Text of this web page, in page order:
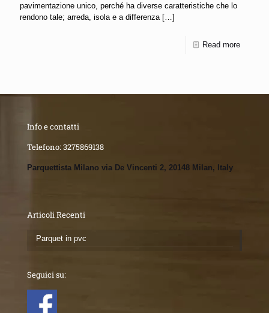
pavimentazione unico, perché ha diverse caratteristiche che lo
rendono tale; arreda, isola e a differenza[…]
Read more
Info e contatti
Telefono:3275869138
Parquettista Milano via De Vincenti 2, 20148 Milan, Italy
Articoli Recenti
Parquet in pvc
Seguici su: